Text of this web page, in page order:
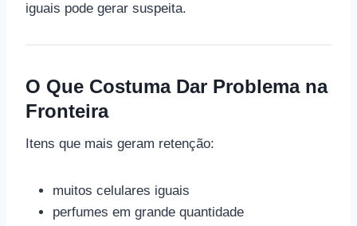
iguais pode gerar suspeita.
O Que Costuma Dar Problema na
Fronteira
Itens que mais geram retenção:
muitos celulares iguais
perfumes em grande quantidade